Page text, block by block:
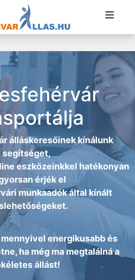
álláskeresőinek kínálunk
segítséget,
eszközeinkkel hatékonyan
érjék el
munkaadókáltal kínált
energikusabb és
ha még ma megtalálná a
állást!